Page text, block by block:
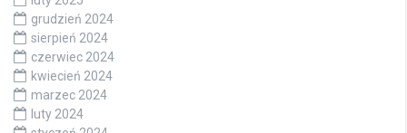
grudzień 2024
sierpień 2024
czerwiec 2024
kwiecień 2024
marzec 2024
luty 2024